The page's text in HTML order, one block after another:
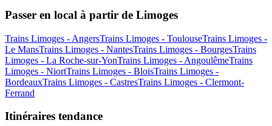
Passer en local à partir de Limoges
Trains Limoges - AngersTrains Limoges - ToulouseTrains Limoges -
Le MansTrains Limoges - NantesTrains Limoges - BourgesTrains
Limoges - La Roche-sur-YonTrains Limoges - AngoulêmeTrains
Limoges - NiortTrains Limoges - BloisTrains Limoges -
BordeauxTrains Limoges - CastresTrains Limoges - Clermont-
Ferrand
Itinéraires tendance